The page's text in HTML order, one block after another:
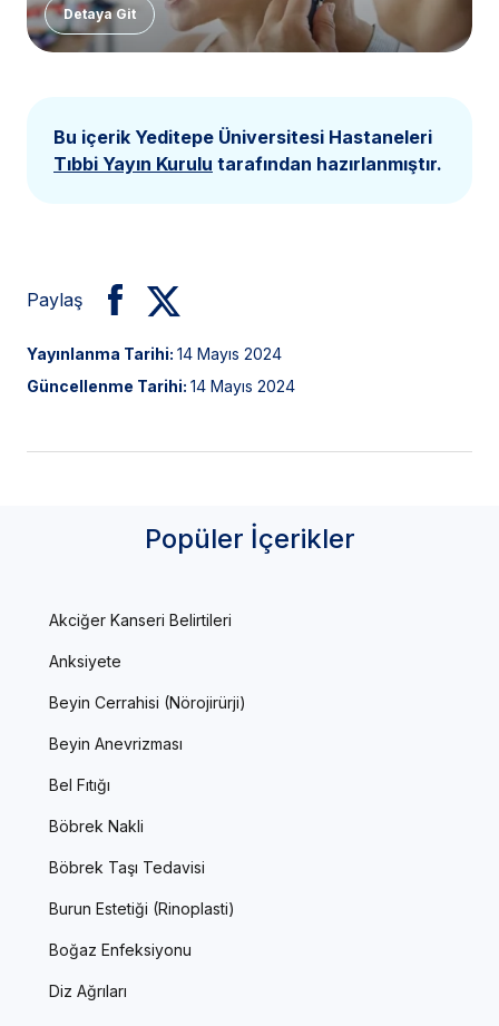
Detaya Git
Bu içerik Yeditepe Üniversitesi Hastaneleri
Tıbbi Yayın Kurulu tarafından hazırlanmıştır.
Paylaş
Yayınlanma Tarihi: 14 Mayıs 2024
Güncellenme Tarihi: 14 Mayıs 2024
Popüler İçerikler
Akciğer Kanseri Belirtileri
Anksiyete
Beyin Cerrahisi (Nörojirürji)
Beyin Anevrizması
Bel Fıtığı
Böbrek Nakli
Böbrek Taşı Tedavisi
Burun Estetiği (Rinoplasti)
Boğaz Enfeksiyonu
Diz Ağrıları